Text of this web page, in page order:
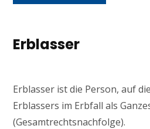
Erblasser
Erblasser ist die Person, auf
Erblassers im Erbfall als
(Gesamtrechtsnachfolge).